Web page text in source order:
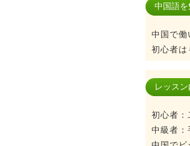
中国語
中国で働
初心者は
レッス
初心者：
中級者：